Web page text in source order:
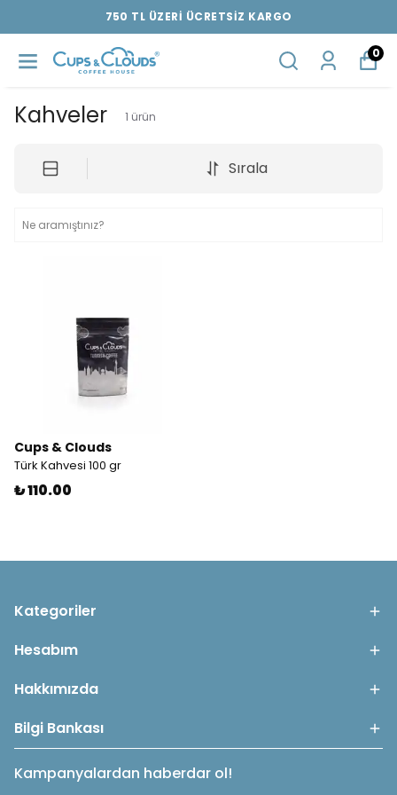
750 TL ÜZERİ ÜCRETSİZ KARGO
0
Kahveler 1 ürün
Sırala
Cups & Clouds
Türk Kahvesi 100 gr
₺ 110.00
Kategoriler
Hesabım
Hakkımızda
Bilgi Bankası
Kampanyalardan haberdar ol!